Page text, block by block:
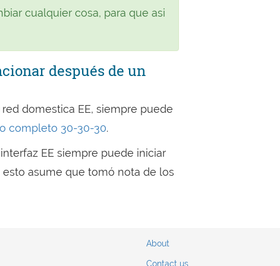
cualquier cosa, para que asi
después de un
domestica EE, siempre puede
completo 30-30-30.
EE siempre puede iniciar
asume que tomó nota de los
About
Contact us